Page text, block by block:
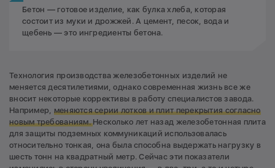
Бетон — готовое изделие, как булка хлеба, которая
состоит из муки и дрожжей. А цемент, песок, вода и
щебень — это ингредиенты бетона.
Технология производства железобетонных изделий не
меняется десятилетиями, однако современная жизнь все же
вносит некоторые коррективы в работу специалистов завода.
Например, меняются серии лотков и плит перекрытия согласно
новым требованиям.Несколько лет назад железобетонная плита
для защиты подземных коммуникаций использовалась
относительно тонкая, она была способна выдержать нагрузку в
шесть тонн на квадратный метр. Сейчас эти показатели